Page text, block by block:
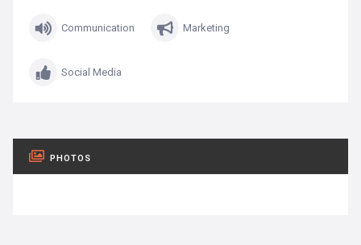
Communication Marketing
Social Media
PHOTOS